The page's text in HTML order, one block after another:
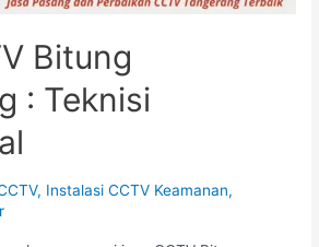
Bitung
: Teknisi
, Instalasi CCTV Keamanan,